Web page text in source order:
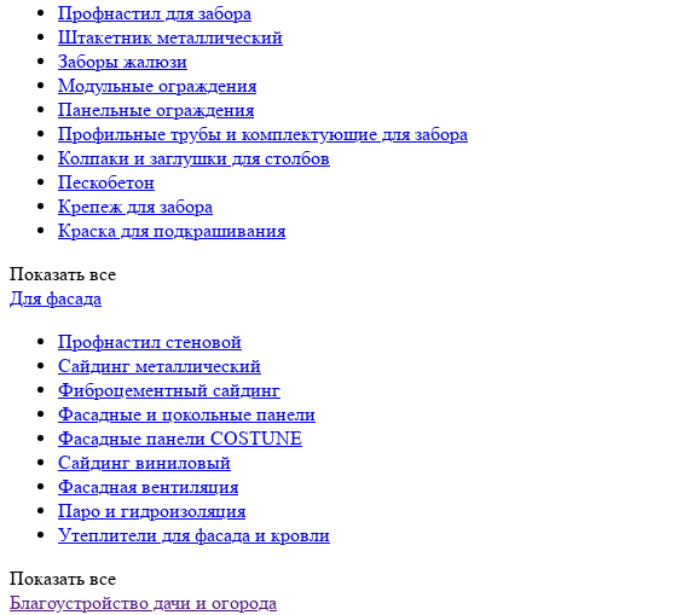
Профнастил для забора
Штакетник металлический
Заборы жалюзи
Модульные ограждения
Панельные ограждения
Профильные трубы и комплектующие для забора
Колпаки и заглушки для столбов
Пескобетон
Крепеж для забора
Краска для подкрашивания
Показать все
Для фасада
Профнастил стеновой
Сайдинг металлический
Фиброцементный сайдинг
Фасадные и цокольные панели
Фасадные панели COSTUNE
Сайдинг виниловый
Фасадная вентиляция
Паро и гидроизоляция
Утеплители для фасада и кровли
Показать все
Благоустройство дачи и огорода